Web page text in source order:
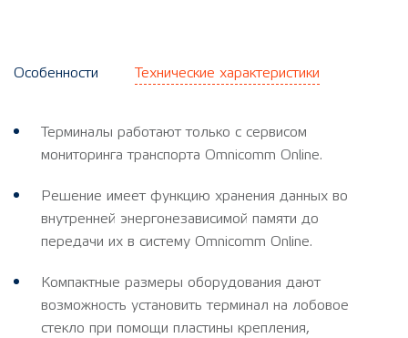
Особенности Технические характеристики
Терминалы работают только с сервисом
мониторинга транспорта Omnicomm Online.
Решение имеет функцию хранения данных во
внутренней энергонезависимой памяти до
передачи их в систему Omnicomm Online.
Компактные размеры оборудования дают
возможность установить терминал на лобовое
стекло при помощи пластины крепления,